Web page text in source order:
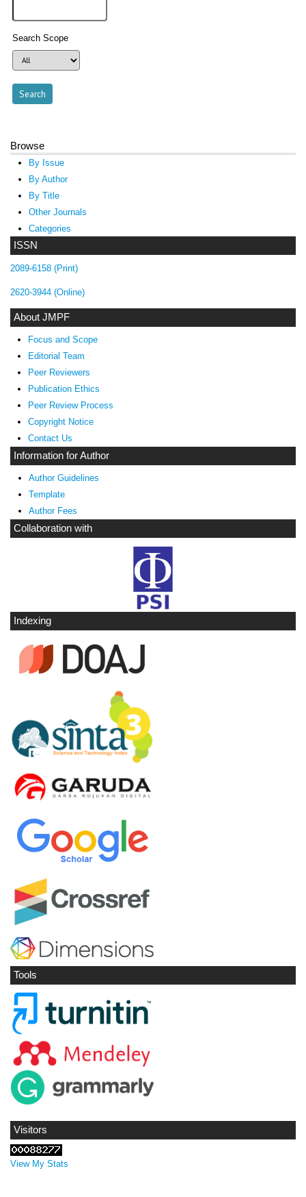
ISSN
2089-6158 (Print)
2620-3944 (Online)
About JMPF
Focus and Scope
Editorial Team
Peer Reviewers
Publication Ethics
Peer Review Process
Copyright Notice
Contact Us
Information for Author
Author Guidelines
Template
Author Fees
Collaboration with
Indexing
Tools
Visitors
View My Stats
Search Scope
Browse
By Issue
By Author
By Title
Other Journals
Categories